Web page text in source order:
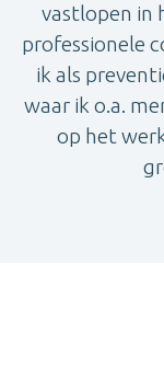
vastlopen in
professionele
ik als
waar ik o.a.
op het